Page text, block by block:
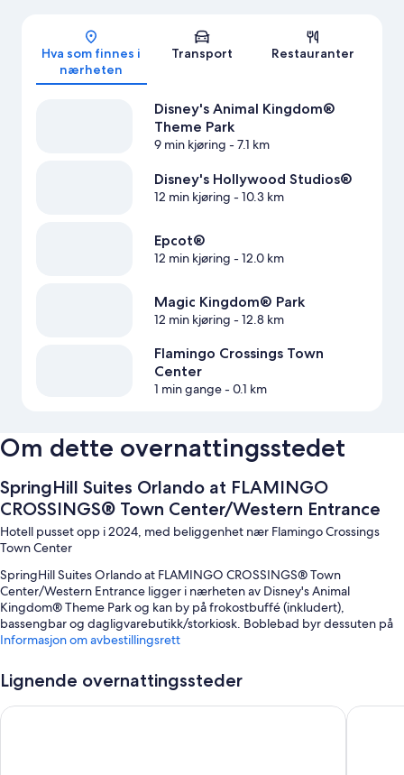
Kart
Hva som finnes i
nærheten
Transport Restauranter
Disney's Animal Kingdom®
Theme Park
9 min kjøring - 7.1 km
Disney's Hollywood Studios®
12 min kjøring - 10.3 km
Epcot®
12 min kjøring - 12.0 km
Magic Kingdom® Park
12 min kjøring - 12.8 km
Flamingo Crossings Town
Center
1 min gange- 0.1 km
Om dette overnattingsstedet
SpringHill Suites Orlando at FLAMINGO
CROSSINGS® Town Center/Western Entrance
Hotell pusset opp i 2024, med beliggenhet nær Flamingo Crossings
Town Center
SpringHill Suites Orlando at FLAMINGO CROSSINGS® Town
Center/Western Entrance ligger i nærheten av Disney's Animal
Kingdom® Theme Park og kan by på frokostbuffé (inkludert),
bassengbar og dagligvarebutikk/storkiosk. Boblebad byr dessuten på
både hvile og avslapning. Stedets restaurant, Flamingo's Bar & Grill,
fasiliteter som terrasse og kaffebar/kafé får gjestene tilgang til wi-fi på
rommet (inkludert).
Dette er noen andre fordeler:
Informasjon om avbestillingsrett
Lignende overnattingssteder
Home2 Suites by Hilton Orlando at Flamingo CrossingsFairfield